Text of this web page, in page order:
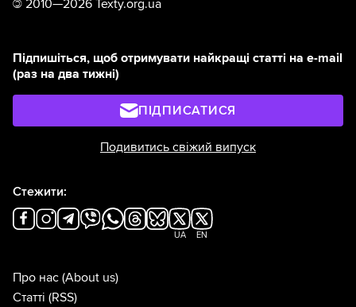
© 2010—2026 Texty.org.ua
Підпишіться, щоб отримувати найкращі статті на e-mail
(раз на два тижні)
ПІДПИСАТИСЯ
Подивитись свіжий випуск
Стежити:
UA EN
Про нас (About us)
Статті (RSS)